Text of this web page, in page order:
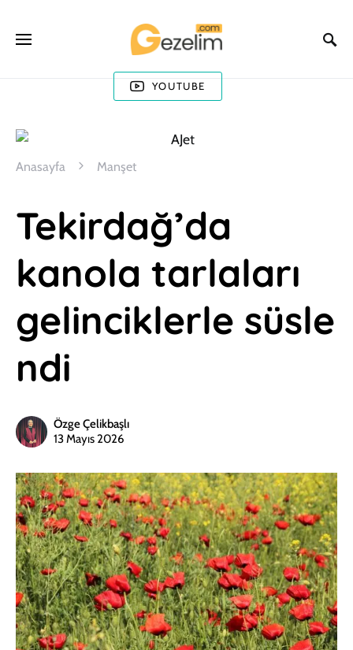
YOUTUBE
Anasayfa Manşet
Tekirdağ’da
kanola tarlaları
gelinciklerle süsle
ndi
Özge Çelikbaşlı
13 Mayıs 2026